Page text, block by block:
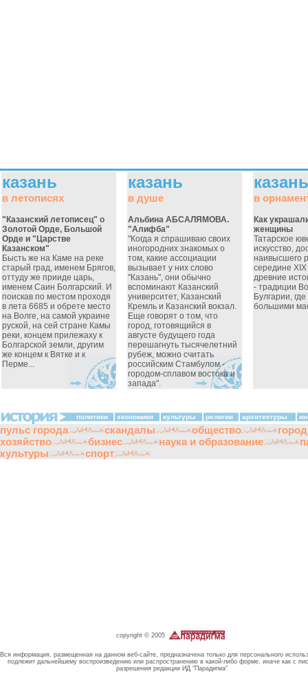
казань
в летописях
"Казанский летописец" о
Золотой Орде, Большой
Орде и "Царстве
Казанском"
Бысть же на Каме на реке
старый град, именем Брягов,
оттуду же прииде царь,
именем Саин Болгарский. И
поискав по местом проходя
в лета 6685 и обрете место
на Волге, на самой украине
руской, на сей стране Камы
реки, концем прилежаху к
Болгарской земли, другим
же концем к Вятке и к
Перме...
казань
в душе
Альбина АБСАЛЯМОВА.
"Алифба"
"Когда я спрашиваю своих
иногородних знакомых о
том, какие ассоциации
вызывает у них слово
"Казань", они обычно
вспоминают Казанский
университет, Казанский
Кремль и Казанский вокзал.
Еще говорят о том, что
город, готовящийся в
августе будущего года
перешагнуть тысячелетний
рубеж, можно считать
российским Стамбулом -
городом-сплавом востока и
запада".
казань
в
Как
женщины
Татарское
искусство,
наивысшего
середине
древние
- традиции
Булгарии,
большими
политики экономики культуры религии архитектуры
пульс города скандалы общество
хозяйство
бизнес наука и образование
культуры
спорт
copyright © 2005
Вся информация, размещенная на данном веб-сайте, предназначена только для персонального
подлежит дальнейшему воспроизведению или распространению в какой-либо форме, иначе как с
разрешения редакции ИД "Парадигма"